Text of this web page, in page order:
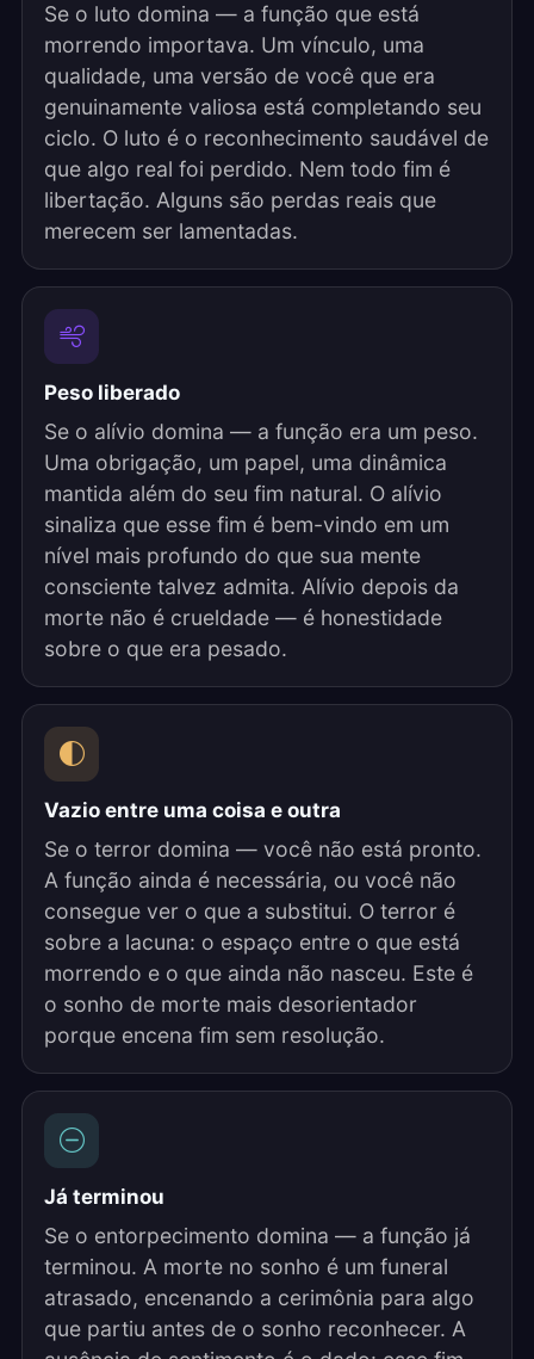
Se o luto domina — a função que está
morrendo importava. Um vínculo, uma
qualidade, uma versão de você que era
genuinamente valiosa está completando seu
ciclo. O luto é o reconhecimento saudável de
que algo real foi perdido. Nem todo fim é
libertação. Alguns são perdas reais que
merecem ser lamentadas.
Peso liberado
Se o alívio domina — a função era um peso.
Uma obrigação, um papel, uma dinâmica
mantida além do seu fim natural. O alívio
sinaliza que esse fim é bem-vindo em um
nível mais profundo do que sua mente
consciente talvez admita. Alívio depois da
morte não é crueldade — é honestidade
sobre o que era pesado.
Vazio entre uma coisa e outra
Se o terror domina — você não está pronto.
A função ainda é necessária, ou você não
consegue ver o que a substitui. O terror é
sobre a lacuna: o espaço entre o que está
morrendo e o que ainda não nasceu. Este é
o sonho de morte mais desorientador
porque encena fim sem resolução.
Já terminou
Se o entorpecimento domina — a função já
terminou. A morte no sonho é um funeral
atrasado, encenando a cerimônia para algo
que partiu antes de o sonho reconhecer. A